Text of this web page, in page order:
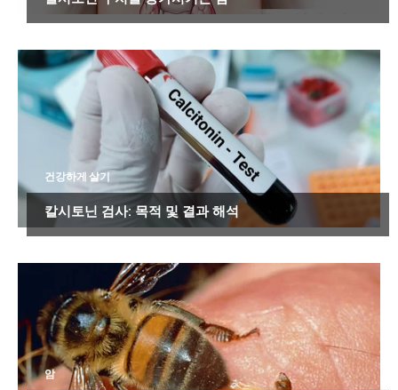
건강하게 살기
칼시토닌 검사: 목적 및 결과 해석
암